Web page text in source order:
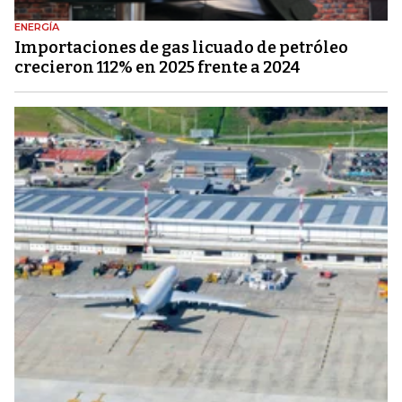
ENERGÍA
Importaciones de gas licuado de petróleo
crecieron 112% en 2025 frente a 2024